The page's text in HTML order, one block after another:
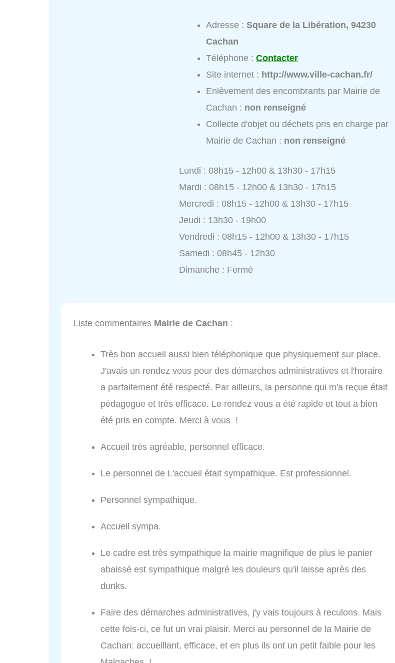
Adresse :Square de la Libération, 94230
Cachan
Téléphone :Contacter
Site internet : http://www.ville-cachan.fr/
Enlèvement des encombrants par Mairie de
Cachan : non renseigné
Collecte d'objet ou déchets pris en charge par
Mairie de Cachan : non renseigné
Lundi : 08h15 - 12h00 & 13h30 - 17h15
Mardi : 08h15 - 12h00 & 13h30 - 17h15
Mercredi : 08h15 - 12h00 & 13h30 - 17h15
Jeudi : 13h30 - 19h00
Vendredi : 08h15 - 12h00 & 13h30 - 17h15
Samedi : 08h45 - 12h30
Dimanche : Fermé
Liste commentaires Mairie de Cachan :
Très bon accueil aussi bien téléphonique que physiquement sur place.
J'avais un rendez vous pour des démarches administratives et l'horaire
a parfaitement été respecté. Par ailleurs, la personne qui m'a reçue était
pédagogue et très efficace. Le rendez vous a été rapide et tout a bien
été pris en compte. Merci à vous !
Accueil très agréable, personnel efficace.
Le personnel de L'accueil était sympathique. Est professionnel.
Personnel sympathique.
Accueil sympa.
Le cadre est très sympathique la mairie magnifique de plus le panier
abaissé est sympathique malgré les douleurs qu'il laisse après des
dunks.
Faire des démarches administratives, j'y vais toujours à reculons. Mais
cette fois-ci, ce fut un vrai plaisir. Merci au personnel de la Mairie de
Cachan: accueillant, efficace, et en plus ils ont un petit faible pour les